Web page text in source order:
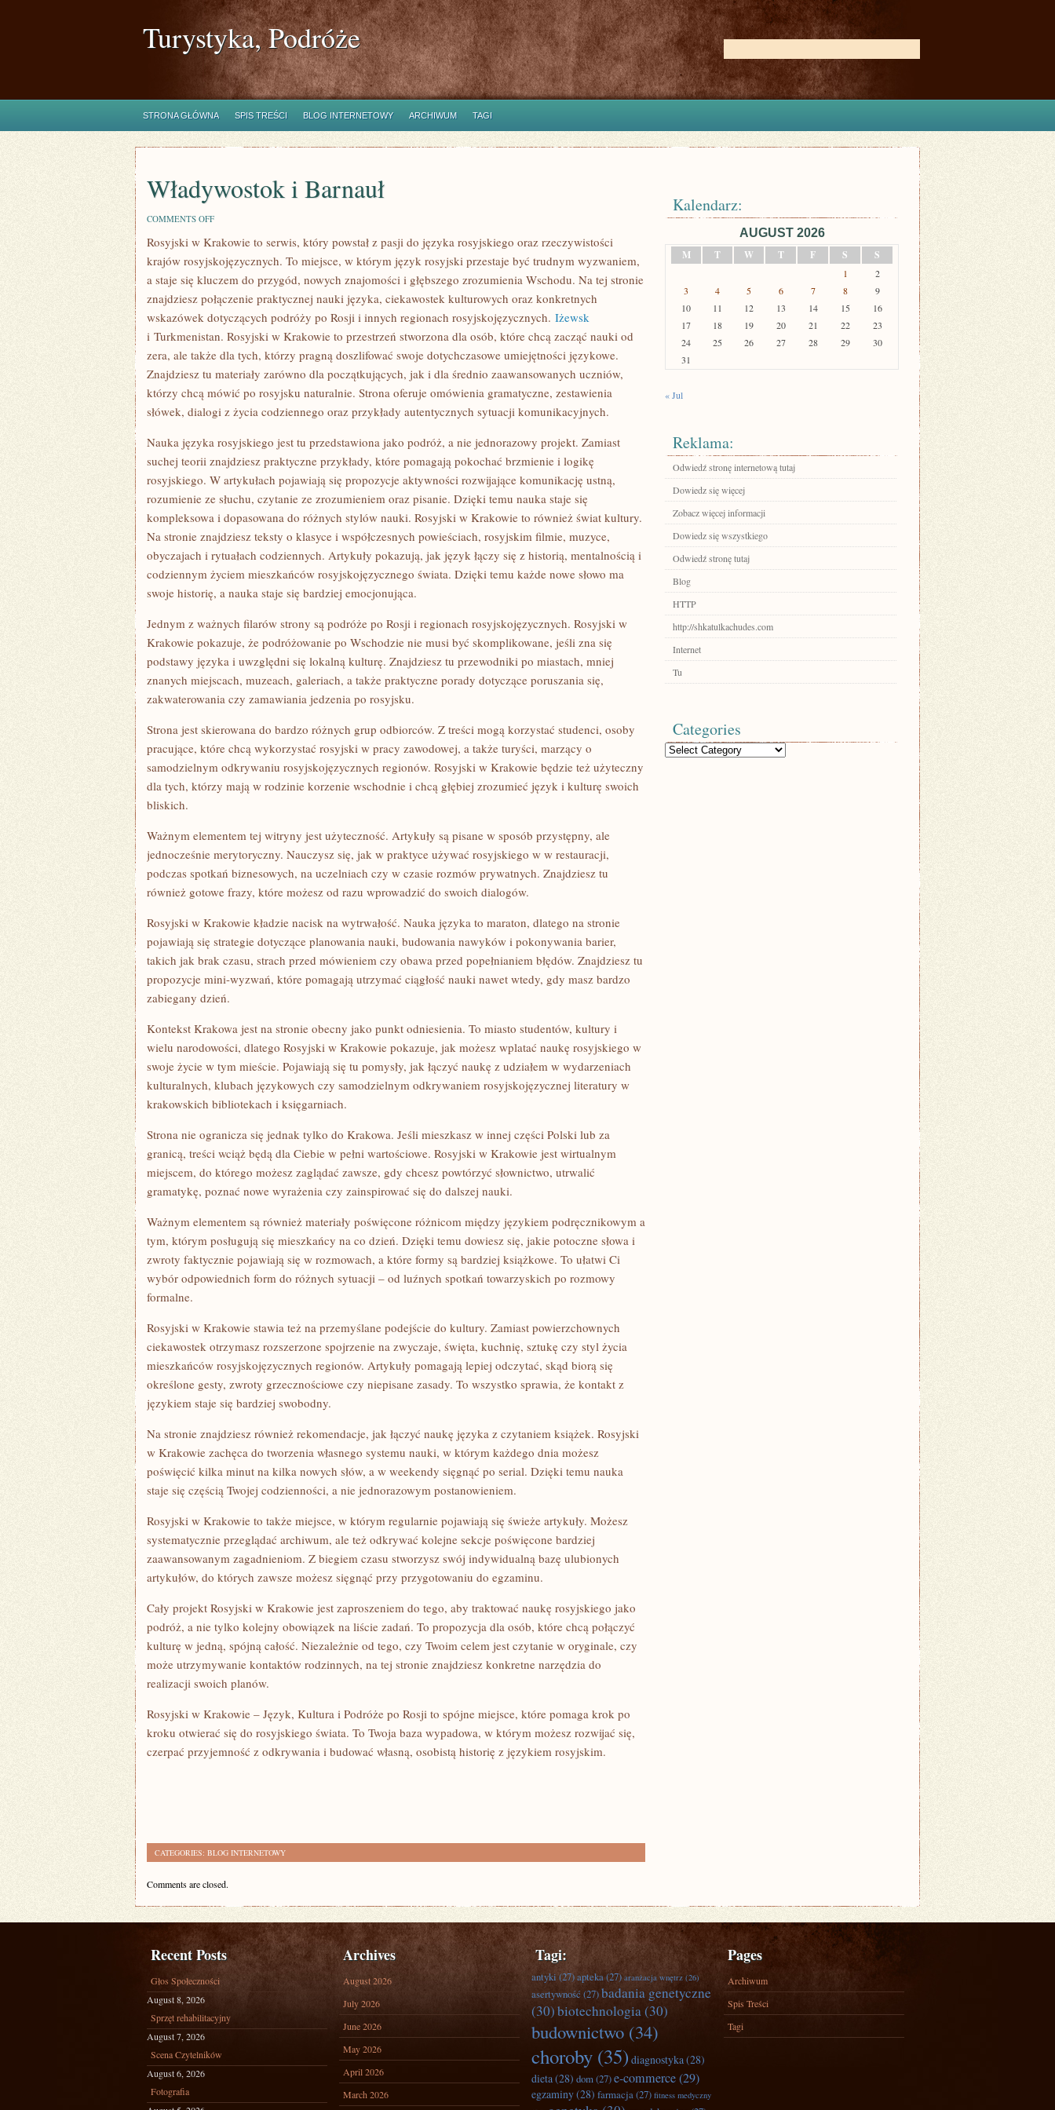
Turystyka, Podróże
STRONA GŁÓWNA SPIS TREŚCI BLOG INTERNETOWY ARCHIWUM TAGI
Władywostok i Barnauł
COMMENTS OFFON
I
Rosyjski w Krakowie to serwis, który powstał z pasji do języka rosyjskiego oraz rzeczywistości
krajów rosyjskojęzycznych. To miejsce, w którym język rosyjski przestaje być trudnym wyzwaniem,
a staje się kluczem do przygód, nowych znajomości i głębszego zrozumienia Wschodu. Na tej stronie
znajdziesz połączenie praktycznej nauki języka, ciekawostek kulturowych oraz konkretnych
wskazówek dotyczących podróży po Rosji i innych regionach rosyjskojęzycznych. Iżewsk
i Turkmenistan. Rosyjski w Krakowie to przestrzeń stworzona dla osób, które chcą zacząć nauki od
zera, ale także dla tych, którzy pragną doszlifować swoje dotychczasowe umiejętności językowe.
Znajdziesz tu materiały zarówno dla początkujących, jak i dla średnio zaawansowanych uczniów,
którzy chcą mówić po rosyjsku naturalnie. Strona oferuje omówienia gramatyczne, zestawienia
słówek, dialogi z życia codziennego oraz przykłady autentycznych sytuacji komunikacyjnych.
Nauka języka rosyjskiego jest tu przedstawiona jako podróż, a nie jednorazowy projekt. Zamiast
suchej teorii znajdziesz praktyczne przykłady, które pomagają pokochać brzmienie i logikę
rosyjskiego. W artykułach pojawiają się propozycje aktywności rozwijające komunikację ustną,
rozumienie ze słuchu, czytanie ze zrozumieniem oraz pisanie. Dzięki temu nauka staje się
kompleksowa i dopasowana do różnych stylów nauki. Rosyjski w Krakowie to również świat kultury.
Na stronie znajdziesz teksty o klasyce i współczesnych powieściach, rosyjskim filmie, muzyce,
obyczajach i rytuałach codziennych. Artykuły pokazują, jak język łączy się z historią, mentalnością i
codziennym życiem mieszkańców rosyjskojęzycznego świata. Dzięki temu każde nowe słowo ma
swoje historię, a nauka staje się bardziej emocjonująca.
Jednym z ważnych filarów strony są podróże po Rosji i regionach rosyjskojęzycznych. Rosyjski w
Krakowie pokazuje, że podróżowanie po Wschodzie nie musi być skomplikowane, jeśli zna się
podstawy języka i uwzględni się lokalną kulturę. Znajdziesz tu przewodniki po miastach, mniej
znanych miejscach, muzeach, galeriach, a także praktyczne porady dotyczące poruszania się,
zakwaterowania czy zamawiania jedzenia po rosyjsku.
Strona jest skierowana do bardzo różnych grup odbiorców. Z treści mogą korzystać studenci, osoby
pracujące, które chcą wykorzystać rosyjski w pracy zawodowej, a także turyści, marzący o
samodzielnym odkrywaniu rosyjskojęzycznych regionów. Rosyjski w Krakowie będzie też użyteczny
dla tych, którzy mają w rodzinie korzenie wschodnie i chcą głębiej zrozumieć język i kulturę swoich
bliskich.
Ważnym elementem tej witryny jest użyteczność. Artykuły są pisane w sposób przystępny, ale
jednocześnie merytoryczny. Nauczysz się, jak w praktyce używać rosyjskiego w w restauracji,
podczas spotkań biznesowych, na uczelniach czy w czasie rozmów prywatnych. Znajdziesz tu
również gotowe frazy, które możesz od razu wprowadzić do swoich dialogów.
Rosyjski w Krakowie kładzie nacisk na wytrwałość. Nauka języka to maraton, dlatego na stronie
pojawiają się strategie dotyczące planowania nauki, budowania nawyków i pokonywania barier,
takich jak brak czasu, strach przed mówieniem czy obawa przed popełnianiem błędów. Znajdziesz tu
propozycje mini-wyzwań, które pomagają utrzymać ciągłość nauki nawet wtedy, gdy masz bardzo
zabiegany dzień.
Kontekst Krakowa jest na stronie obecny jako punkt odniesienia. To miasto studentów, kultury i
wielu narodowości, dlatego Rosyjski w Krakowie pokazuje, jak możesz wplatać naukę rosyjskiego w
swoje życie w tym mieście. Pojawiają się tu pomysły, jak łączyć naukę z udziałem w wydarzeniach
kulturalnych, klubach językowych czy samodzielnym odkrywaniem rosyjskojęzycznej literatury w
krakowskich bibliotekach i księgarniach.
Strona nie ogranicza się jednak tylko do Krakowa. Jeśli mieszkasz w innej części Polski lub za
granicą, treści wciąż będą dla Ciebie w pełni wartościowe. Rosyjski w Krakowie jest wirtualnym
miejscem, do którego możesz zaglądać zawsze, gdy chcesz powtórzyć słownictwo, utrwalić
gramatykę, poznać nowe wyrażenia czy zainspirować się do dalszej nauki.
Ważnym elementem są również materiały poświęcone różnicom między językiem podręcznikowym a
tym, którym posługują się mieszkańcy na co dzień. Dzięki temu dowiesz się, jakie potoczne słowa i
zwroty faktycznie pojawiają się w rozmowach, a które formy są bardziej książkowe. To ułatwi Ci
wybór odpowiednich form do różnych sytuacji – od luźnych spotkań towarzyskich po rozmowy
formalne.
Rosyjski w Krakowie stawia też na przemyślane podejście do kultury. Zamiast powierzchownych
ciekawostek otrzymasz rozszerzone spojrzenie na zwyczaje, święta, kuchnię, sztukę czy styl życia
mieszkańców rosyjskojęzycznych regionów. Artykuły pomagają lepiej odczytać, skąd biorą się
określone gesty, zwroty grzecznościowe czy niepisane zasady. To wszystko sprawia, że kontakt z
językiem staje się bardziej swobodny.
Na stronie znajdziesz również rekomendacje, jak łączyć naukę języka z czytaniem książek. Rosyjski
w Krakowie zachęca do tworzenia własnego systemu nauki, w którym każdego dnia możesz
poświęcić kilka minut na kilka nowych słów, a w weekendy sięgnąć po serial. Dzięki temu nauka
staje się częścią Twojej codzienności, a nie jednorazowym postanowieniem.
Rosyjski w Krakowie to także miejsce, w którym regularnie pojawiają się świeże artykuły. Możesz
systematycznie przeglądać archiwum, ale też odkrywać kolejne sekcje poświęcone bardziej
zaawansowanym zagadnieniom. Z biegiem czasu stworzysz swój indywidualną bazę ulubionych
artykułów, do których zawsze możesz sięgnąć przy przygotowaniu do egzaminu.
Cały projekt Rosyjski w Krakowie jest zaproszeniem do tego, aby traktować naukę rosyjskiego jako
podróż, a nie tylko kolejny obowiązek na liście zadań. To propozycja dla osób, które chcą połączyć
kulturę w jedną, spójną całość. Niezależnie od tego, czy Twoim celem jest czytanie w oryginale, czy
może utrzymywanie kontaktów rodzinnych, na tej stronie znajdziesz konkretne narzędzia do
realizacji swoich planów.
Rosyjski w Krakowie – Język, Kultura i Podróże po Rosji to spójne miejsce, które pomaga krok po
kroku otwierać się do rosyjskiego świata. To Twoja baza wypadowa, w którym możesz rozwijać się,
czerpać przyjemność z odkrywania i budować własną, osobistą historię z językiem rosyjskim.
CATEGORIES: BLOG INTERNETOWY
Comments are closed.
Kalendarz:
AUGUST 2026
M
T W T F S S
1
2
3
4 5 6 7 8
9
10
11 12 13 14 15
16
17
18 19 20 21 22
23
24
25 26 27 28 29
30
31
« Jul
Reklama:
Odwiedź stronę internetową tutaj
Dowiedz się więcej
Zobacz więcej informacji
Dowiedz się wszystkiego
Odwiedź stronę tutaj
Blog
HTTP
http://shkatulkachudes.com
Internet
Tu
Categories
Categories
Recent Posts
Głos Społeczności
August 8, 2026
Sprzęt rehabilitacyjny
August 7, 2026
Scena Czytelników
August 6, 2026
Fotografia
Archives
August 2026
July 2026
June 2026
May 2026
April 2026
March 2026
Tagi:
antyki(27)apteka(27) aranżacja wnętrz (26)
asertywność (27)badania genetyczne
(30)biotechnologia(30)
budownictwo (34)
choroby (35) diagnostyka(28)
dieta(28) dom(27)e-commerce(29)
egzaminy(28) farmacja(27) fitness medyczny
Pages
Archiwum
Spis Treści
Tagi